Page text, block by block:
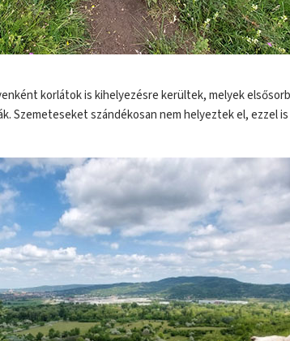
korlátok is kihelyezésre kerültek, melyek
Szemeteseket szándékosan nem helyeztek el, ezzel